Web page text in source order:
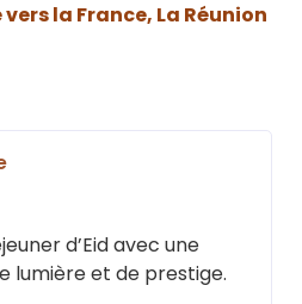
la France, La Réunion
d’Eid avec une
lumière et de prestige.